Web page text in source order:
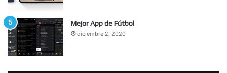
Mejor App de Fútbol
diciembre 2, 2020